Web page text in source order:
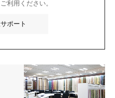
利用ください。
ポート